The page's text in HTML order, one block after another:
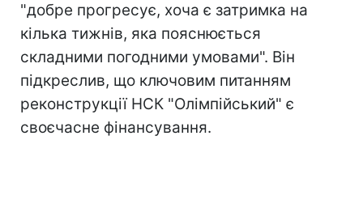
"добре прогресує, хоча є затримка на
кілька тижнів, яка пояснюється
складними погодними умовами". Він
підкреслив, що ключовим питанням
реконструкції НСК "Олімпійський" є
своєчасне фінансування.